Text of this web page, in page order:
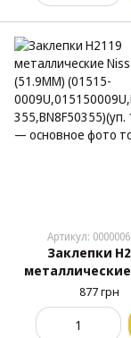
Артикул:
Заклепки
Mazda (51.9MM)
50-
877 грн